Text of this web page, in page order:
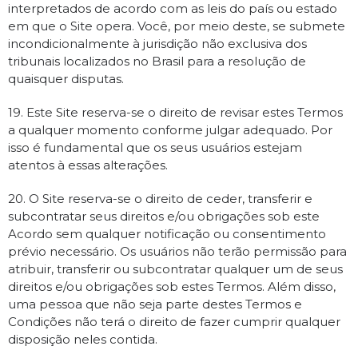
interpretados de acordo com as leis do país ou estado
em que o Site opera. Você, por meio deste, se submete
incondicionalmente à jurisdição não exclusiva dos
tribunais localizados no Brasil para a resolução de
quaisquer disputas.
19. Este Site reserva-se o direito de revisar estes Termos
a qualquer momento conforme julgar adequado. Por
isso é fundamental que os seus usuários estejam
atentos à essas alterações.
20. O Site reserva-se o direito de ceder, transferir e
subcontratar seus direitos e/ou obrigações sob este
Acordo sem qualquer notificação ou consentimento
prévio necessário. Os usuários não terão permissão para
atribuir, transferir ou subcontratar qualquer um de seus
direitos e/ou obrigações sob estes Termos. Além disso,
uma pessoa que não seja parte destes Termos e
Condições não terá o direito de fazer cumprir qualquer
disposição neles contida.